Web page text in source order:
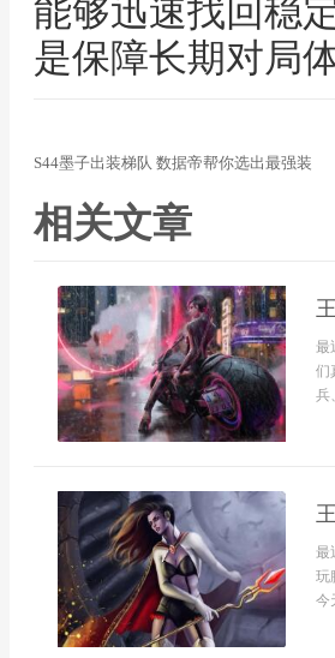
能够迅速找回稳
是保障长期对局
S44墨子出装梯队 数据帝帮你选出最强装
相关文章
最
们
兵
最
玩
今